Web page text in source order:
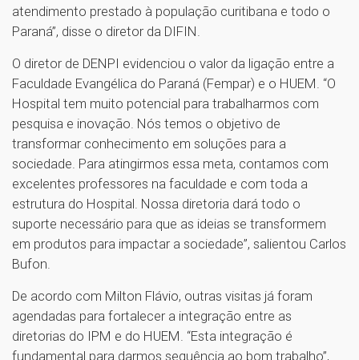
atendimento prestado à população curitibana e todo o
Paraná”, disse o diretor da DIFIN.
O diretor de DENPI evidenciou o valor da ligação entre a
Faculdade Evangélica do Paraná (Fempar) e o HUEM. “O
Hospital tem muito potencial para trabalharmos com
pesquisa e inovação. Nós temos o objetivo de
transformar conhecimento em soluções para a
sociedade. Para atingirmos essa meta, contamos com
excelentes professores na faculdade e com toda a
estrutura do Hospital. Nossa diretoria dará todo o
suporte necessário para que as ideias se transformem
em produtos para impactar a sociedade”, salientou Carlos
Bufon.
De acordo com Milton Flávio, outras visitas já foram
agendadas para fortalecer a integração entre as
diretorias do IPM e do HUEM. “Esta integração é
fundamental para darmos sequência ao bom trabalho”,